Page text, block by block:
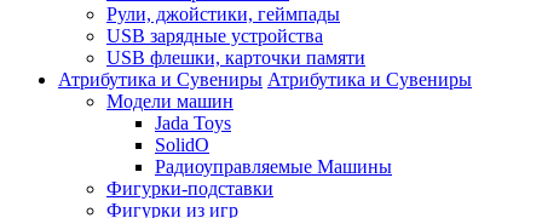
Рули, джойстики, геймпады
USB зарядные устройства
USB флешки, карточки памяти
Атрибутика и Сувениры Атрибутика и Сувениры
Модели машин
Jada Toys
SolidO
Радиоуправляемые Машины
Фигурки-подставки
Фигурки из игр